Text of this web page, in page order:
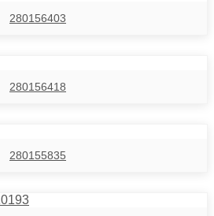
280156403
280156418
280155835